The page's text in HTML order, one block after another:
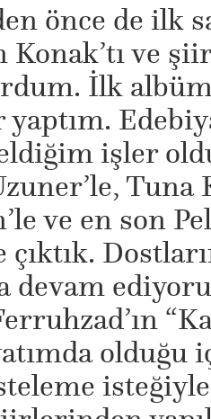
önce de ilk
Konak’tı ve
İlk
işler
ve en son
çıktık.
devam
olduğu